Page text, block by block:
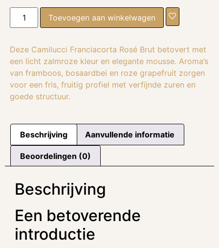
Toevoegen aan winkelwagen
Deze Camilucci Franciacorta Rosé Brut betovert met
een licht zalmroze kleur en elegante mousse. Aroma’s
van framboos, bosaardbei en roze grapefruit zorgen
voor een fris, fruitig profiel met verfijnde zuren en
goede structuur.
Beschrijving Aanvullende informatie
Beoordelingen (0)
Beschrijving
Een betoverende
introductie